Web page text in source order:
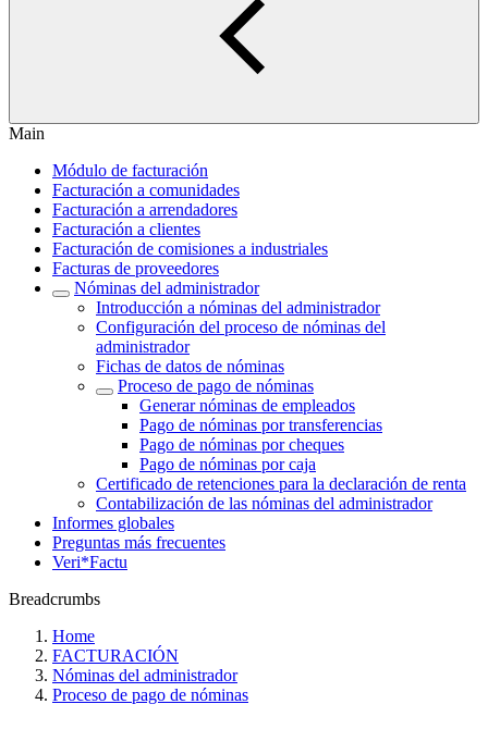
Main
Módulo de facturación
Facturación a comunidades
Facturación a arrendadores
Facturación a clientes
Facturación de comisiones a industriales
Facturas de proveedores
Nóminas del administrador
Introducción a nóminas del administrador
Configuración del proceso de nóminas del
administrador
Fichas de datos de nóminas
Proceso de pago de nóminas
Generar nóminas de empleados
Pago de nóminas por transferencias
Pago de nóminas por cheques
Pago de nóminas por caja
Certificado de retenciones para la declaración de renta
Contabilización de las nóminas del administrador
Informes globales
Preguntas más frecuentes
Veri*Factu
Breadcrumbs
Home
FACTURACIÓN
Nóminas del administrador
Proceso de pago de nóminas